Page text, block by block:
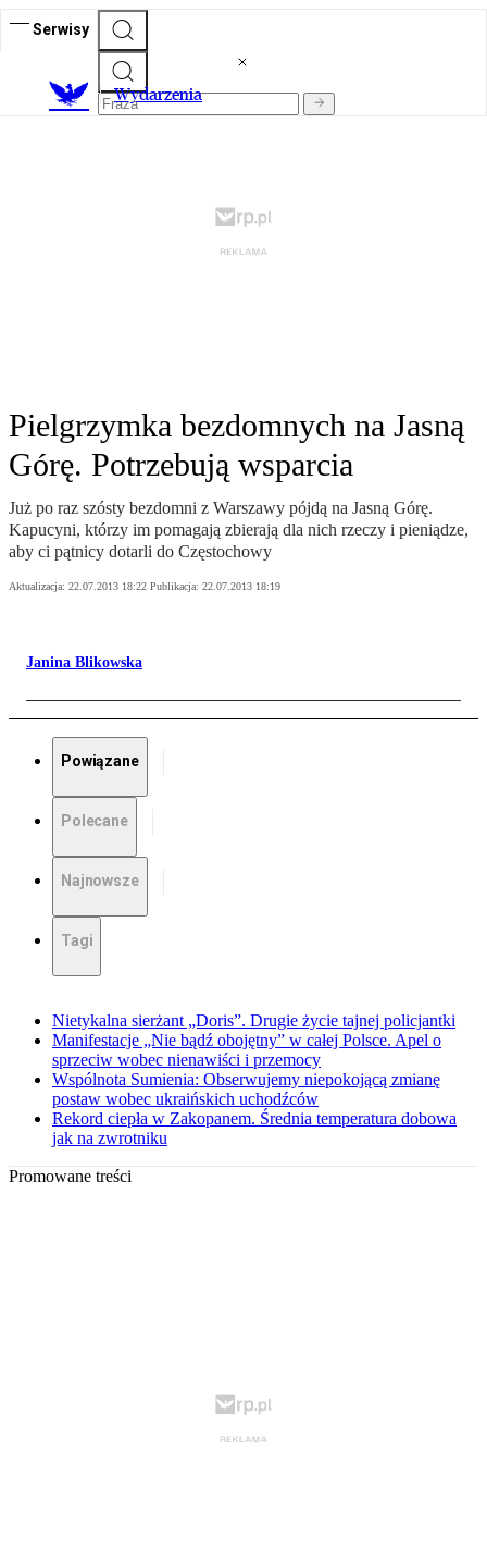
Serwisy
Wydarzenia
Pielgrzymka bezdomnych na Jasną
Górę. Potrzebują wsparcia
Już po raz szósty bezdomni z Warszawy pójdą na Jasną Górę.
Kapucyni, którzy im pomagają zbierają dla nich rzeczy i pieniądze,
aby ci pątnicy dotarli do Częstochowy
Aktualizacja: 22.07.2013 18:22 Publikacja: 22.07.2013 18:19
Janina Blikowska
Powiązane
Polecane
Najnowsze
Tagi
Nietykalna sierżant „Doris”. Drugie życie tajnej policjantki
Manifestacje „Nie bądź obojętny” w całej Polsce. Apel o
sprzeciw wobec nienawiści i przemocy
Wspólnota Sumienia: Obserwujemy niepokojącą zmianę
postaw wobec ukraińskich uchodźców
Rekord ciepła w Zakopanem. Średnia temperatura dobowa
jak na zwrotniku
Promowane treści